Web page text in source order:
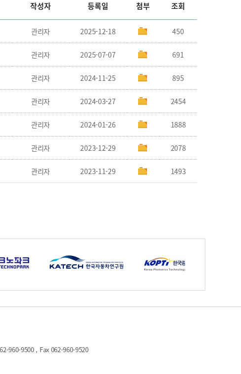
작성자 등록일 첨부 조회
관리자 2025-12-18 450
관리자 2025-07-07 691
관리자 2024-11-25 895
관리자 2024-03-27 2454
관리자 2024-01-26 1888
관리자 2023-12-29 2078
관리자 2023-11-29 1493
960-9500 , Fax 062-960-9520